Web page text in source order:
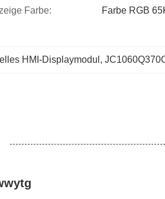
Farbe: Farbe RGB
HMI-Displaymodul ,